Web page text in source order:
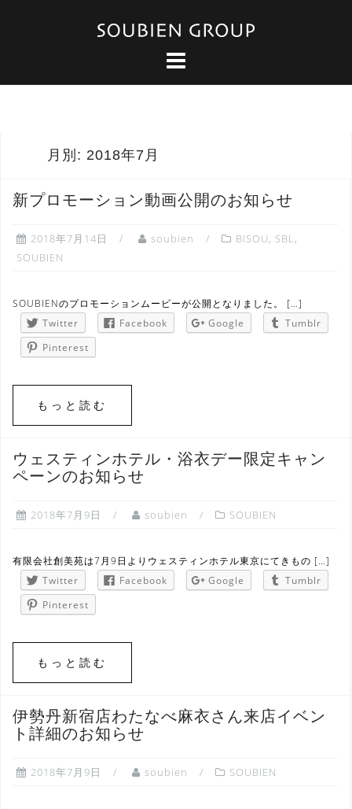
月別: 2018年7月
新プロモーション動画公開のお知らせ
2018年7月14日 soubien BISOU, SBL,
SOUBIEN
SOUBIENのプロモーションムービーが公開となりました。 […]
Twitter
Facebook Google
Tumblr
Pinterest
もっと読む
ウェスティンホテル・浴衣デー限定キャン
ペーンのお知らせ
2018年7月9日 soubien SOUBIEN
有限会社創美苑は7月9日よりウェスティンホテル東京にてきもの […]
Twitter
Facebook Google
Tumblr
Pinterest
もっと読む
伊勢丹新宿店わたなべ麻衣さん来店イベン
ト詳細のお知らせ
2018年7月9日 soubien SOUBIEN